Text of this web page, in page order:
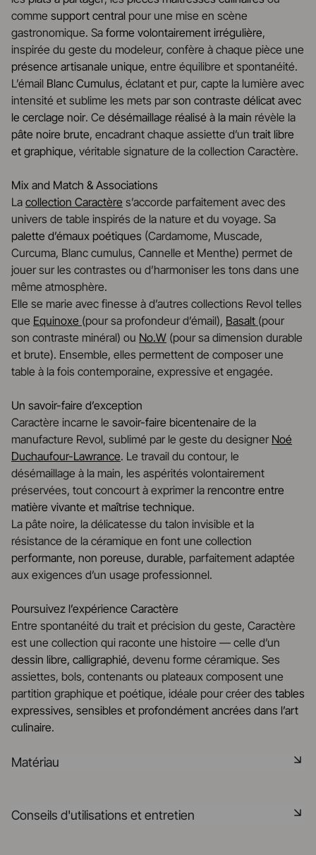
comme support central pour une mise en scène
gastronomique. Sa forme volontairement irrégulière,
inspirée du geste du modeleur, confère à chaque pièce une
présence artisanale unique, entre équilibre et spontanéité.
L’émail Blanc Cumulus, éclatant et pur, capte la lumière avec
intensité et sublime les mets parson contraste délicat avec
le cerclage noir. Ce désémaillage réalisé à la main révèle la
pâte noire brute, encadrant chaque assiette d’un trait libre
et graphique, véritable signature de la collection Caractère.
Mix and Match & Associations
La collection Caractère s’accorde parfaitement avec des
univers de table inspirés de la nature et du voyage. Sa
palette d’émaux poétiques (Cardamome, Muscade,
Curcuma, Blanc cumulus, Cannelle et Menthe) permet de
jouer sur les contrastes ou d’harmoniser les tons dans une
même atmosphère.
Elle se marie avec finesse à d’autres collections Revol telles
que Equinoxe (pour sa profondeur d’émail), Basalt (pour
son contraste minéral) ou No.W (pour sa dimension durable
et brute). Ensemble, elles permettent de composer une
table à la fois contemporaine, expressive et engagée.
Un savoir-faire d’exception
Caractère incarne le savoir-faire bicentenaire de la
manufacture Revol, sublimé par le geste du designer Noé
Duchaufour-Lawrance. Le travail du contour, le
désémaillage à la main, les aspérités volontairement
préservées, tout concourt à exprimer la rencontre entre
matière vivante et maîtrise technique.
La pâte noire, la délicatesse du talon invisible et la
résistance de la céramique en font une collection
performante, non poreuse, durable, parfaitement adaptée
aux exigences d’un usage professionnel.
Poursuivez l’expérience Caractère
Entre spontanéité du trait et précision du geste, Caractère
est une collection qui raconte une histoire — celle d’un
dessin libre, calligraphié, devenu forme céramique. Ses
assiettes, bols, contenants ou plateaux composent une
partition graphique et poétique, idéale pour créer des tables
expressives, sensibles et profondément ancrées dans l’art
culinaire.
Matériau
manufacture REVOL. Elle dispose des mêmes qualités
Conseils d'utilisations et entretien